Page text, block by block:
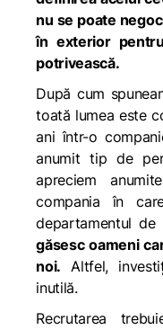
nu se poate
în exterior
potrivească.
După cum
toată lumea este
ani într-o
anumit tip de
apreciem
compania în
departamentul
găsesc oameni
noi. Altfel,
inutilă.
Recrutarea